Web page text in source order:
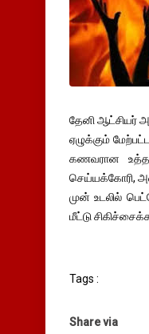
தேனி ஆட்சியர்
ஏழுக்கும்
கணவரான
செய்யக்கோரி,
முன் உடலில்
மீட்டு
Tags :
Share via